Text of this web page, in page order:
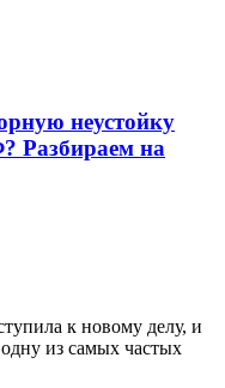
неустойку
Разбираем на
к новому делу, и
из самых частых